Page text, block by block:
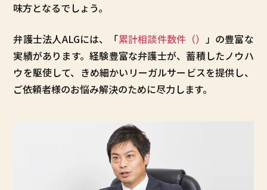
味方となるでしょう。
弁護士法人ALGには、「累計相談件数件（） 」の豊富な
実績があります。経験豊富な弁護士が、蓄積したノウハ
ウを駆使して、きめ細かいリーガルサービスを提供し、
ご依頼者様のお悩み解決のために尽力します。